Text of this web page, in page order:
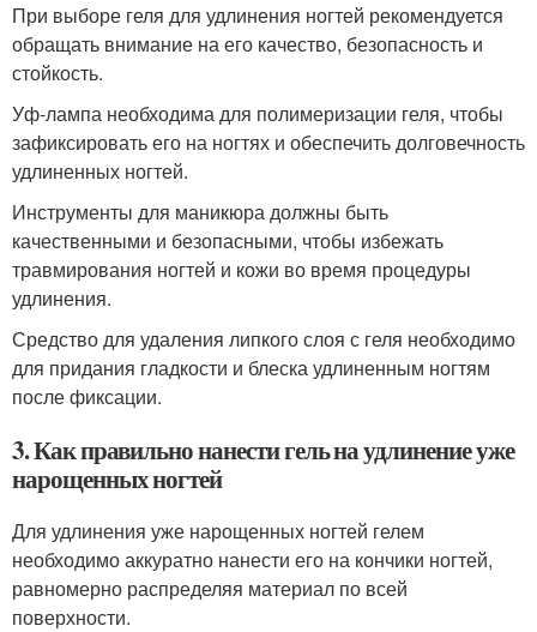
При выборе геля для удлинения ногтей рекомендуется
обращать внимание на его качество, безопасность и
стойкость.
Уф-лампа необходима для полимеризации геля, чтобы
зафиксировать его на ногтях и обеспечить долговечность
удлиненных ногтей.
Инструменты для маникюра должны быть
качественными и безопасными, чтобы избежать
травмирования ногтей и кожи во время процедуры
удлинения.
Средство для удаления липкого слоя с геля необходимо
для придания гладкости и блеска удлиненным ногтям
после фиксации.
3. Как правильно нанести гель на удлинение уже
нарощенных ногтей
Для удлинения уже нарощенных ногтей гелем
необходимо аккуратно нанести его на кончики ногтей,
равномерно распределяя материал по всей
поверхности.